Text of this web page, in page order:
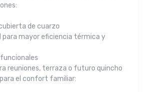
de cuarzo
mayor eficiencia térmica y
reuniones, terraza o futuro quincho
el confort familiar: